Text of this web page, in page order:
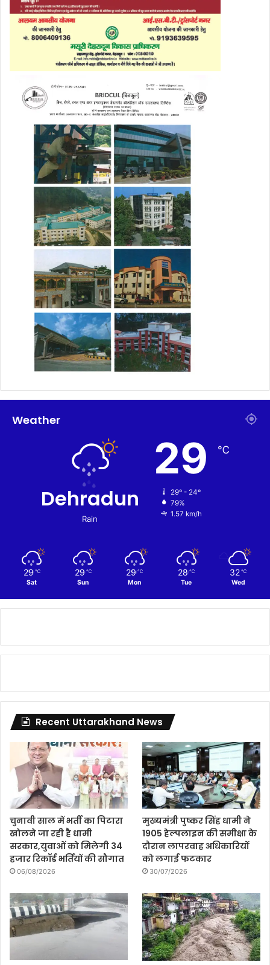
Weather
Dehradun
Rain
29 ℃
29º - 24º
79%
1.57 km/h
29 ℃
Sat
29 ℃
Sun
29 ℃
Mon
28 ℃
Tue
32 ℃
Wed
Recent Uttarakhand News
चुनावी साल में भर्ती का पिटारा
खोलने जा रही है धामी
सरकार,युवाओं को मिलेगी 34
हजार रिकॉर्ड भर्तियों की सौगात
06/08/2026
मुख्यमंत्री पुष्कर सिंह धामी ने
1905 हेल्पलाइन की समीक्षा के
दौरान लापरवाह अधिकारियों
को लगाई फटकार
30/07/2026